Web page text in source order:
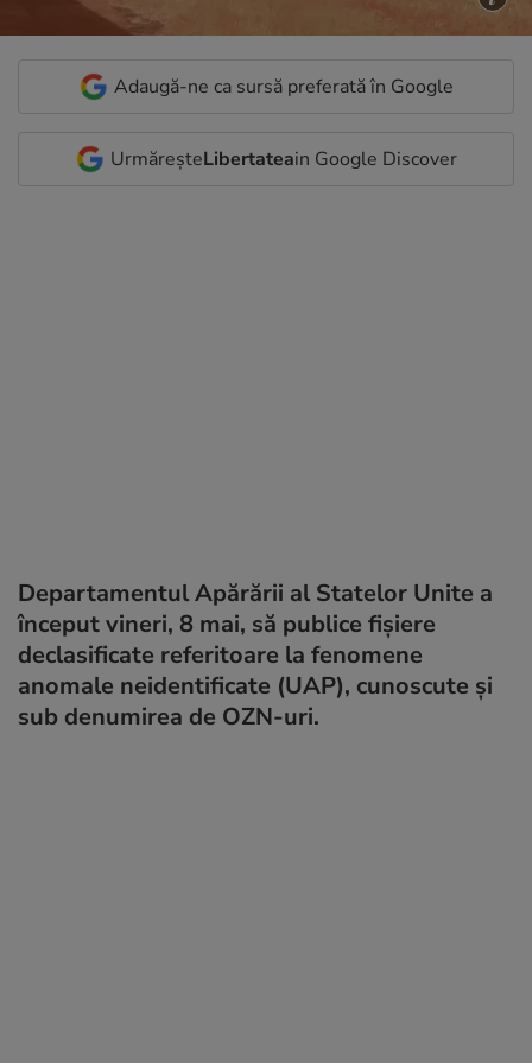
Adaugă-ne ca sursă preferată în Google
UrmăreșteLibertateain Google Discover
Departamentul Apărării al Statelor Unite a
început vineri, 8 mai, să publice fișiere
declasificate referitoare la fenomene
anomale neidentificate (UAP), cunoscute și
sub denumirea de OZN-uri.